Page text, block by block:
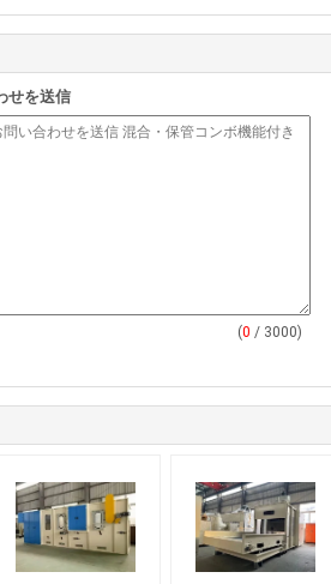
せを送信
(0 / 3000)